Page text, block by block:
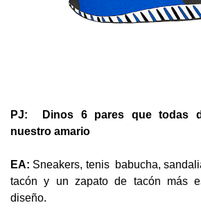
PJ: Dinos 6 pares que todas
nuestro amario
EA: Sneakers, tenis babucha,
tacón y un zapato de tacón más
diseño.